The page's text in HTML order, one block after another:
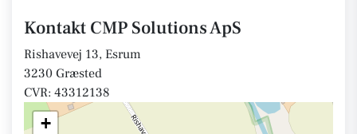
Kontakt CMP Solutions ApS
Rishavevej 13, Esrum
3230 Græsted
CVR: 43312138
+